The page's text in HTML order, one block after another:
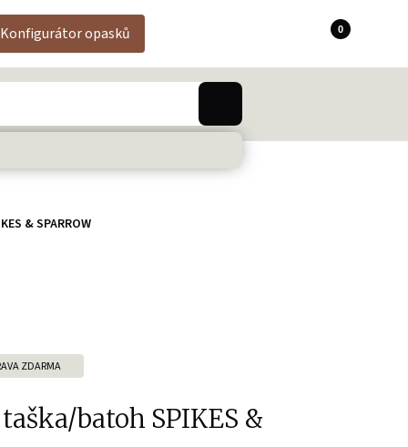
Konfigurátor opasků 0
& SPARROW
ZDARMA
batoh SPIKES &